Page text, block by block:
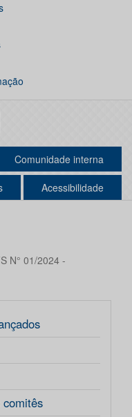
Comunidade interna
Acessibilidade
N° 01/2024 -
comitês